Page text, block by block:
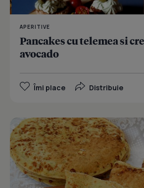
APERITIVE
Pancakes cu telemea si
avocado
Îmi place Distribuie